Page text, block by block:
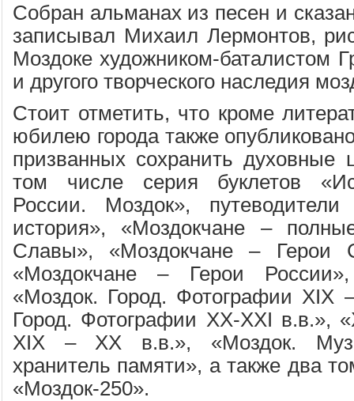
Собран альманах из песен и
записывал Михаил Лермонтов,
Моздоке художником-баталистом
и другого творческого наследия
Стоит отметить, что кроме
юбилею города также
призванных сохранить духовные
том числе серия буклетов
России. Моздок»,
история», «Моздокчане –
Славы», «Моздокчане – Герои
«Моздокчане – Герои
«Моздок. Город. Фотографии XIX
Город. Фотографии XX-XXI в.в.»,
XIX – XX в.в.», «Моздок.
хранитель памяти», а также два
«Моздок-250».